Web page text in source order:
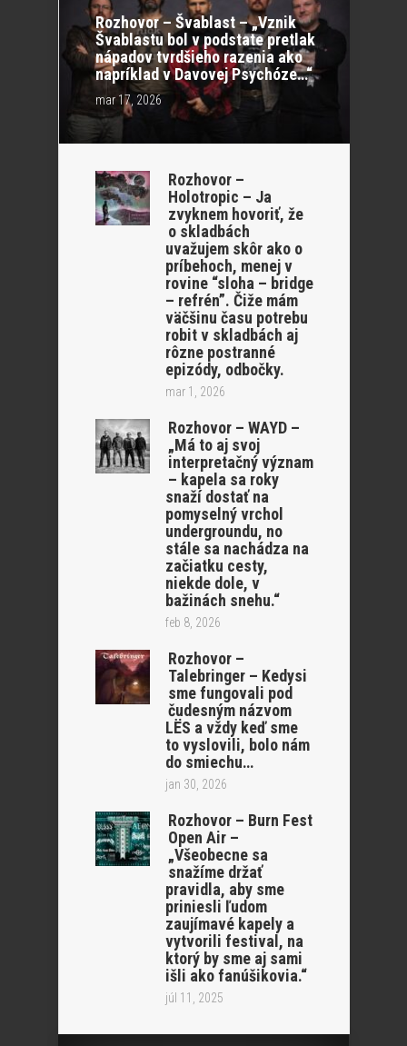
Rozhovor – Švablast – „Vznik
Švablastu bol v podstate pretlak
nápadov tvrdšieho razenia ako
napríklad v Davovej Psychóze…“
mar 17, 2026
Rozhovor –
Holotropic – Ja
zvyknem hovoriť, že
o skladbách
uvažujem skôr ako o
príbehoch, menej v
rovine “sloha – bridge
– refrén”. Čiže mám
väčšinu času potrebu
robit v skladbách aj
rôzne postranné
epizódy, odbočky.
mar 1, 2026
Rozhovor – WAYD –
„Má to aj svoj
interpretačný význam
– kapela sa roky
snaží dostať na
pomyselný vrchol
undergroundu, no
stále sa nachádza na
začiatku cesty,
niekde dole, v
bažinách snehu.“
feb 8, 2026
Rozhovor –
Talebringer – Kedysi
sme fungovali pod
čudesným názvom
LËS a vždy keď sme
to vyslovili, bolo nám
do smiechu…
jan 30, 2026
Rozhovor – Burn Fest
Open Air –
„Všeobecne sa
snažíme držať
pravidla, aby sme
priniesli ľudom
zaujímavé kapely a
vytvorili festival, na
ktorý by sme aj sami
išli ako fanúšikovia.“
júl 11, 2025